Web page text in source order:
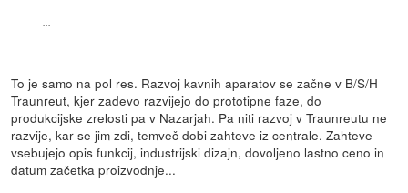
...
To je samo na pol res. Razvoj kavnih aparatov se začne v B/S/H
Traunreut, kjer zadevo razvijejo do prototipne faze, do
produkcijske zrelosti pa v Nazarjah. Pa niti razvoj v Traunreutu ne
razvije, kar se jim zdi, temveč dobi zahteve iz centrale. Zahteve
vsebujejo opis funkcij, industrijski dizajn, dovoljeno lastno ceno in
datum začetka proizvodnje...